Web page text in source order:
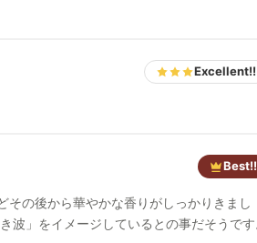
Excellent!!
Best!!
の後から華やかな香りがしっかりきまし